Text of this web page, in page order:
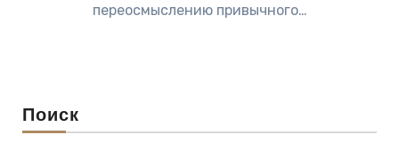
переосмыслению привычного…
Поиск